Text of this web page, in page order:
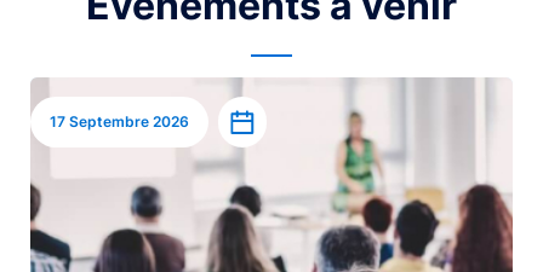
Image
17 Septembre 2026 Ajouter à l’agenda